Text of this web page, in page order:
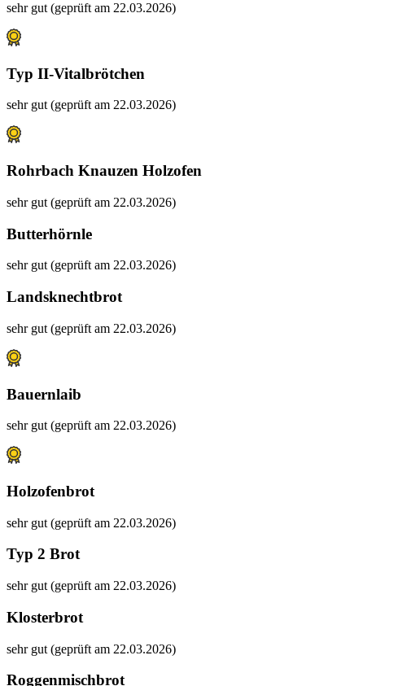
sehr gut (geprüft am 22.03.2026)
Typ II-Vitalbrötchen
sehr gut (geprüft am 22.03.2026)
Rohrbach Knauzen Holzofen
sehr gut (geprüft am 22.03.2026)
Butterhörnle
sehr gut (geprüft am 22.03.2026)
Landsknechtbrot
sehr gut (geprüft am 22.03.2026)
Bauernlaib
sehr gut (geprüft am 22.03.2026)
Holzofenbrot
sehr gut (geprüft am 22.03.2026)
Typ 2 Brot
sehr gut (geprüft am 22.03.2026)
Klosterbrot
sehr gut (geprüft am 22.03.2026)
Roggenmischbrot